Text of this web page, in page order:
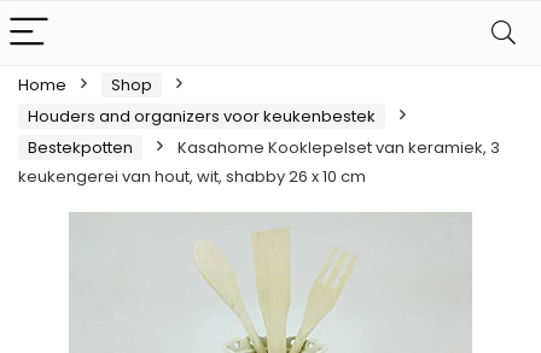
Home
Shop
Houders and organizers voor keukenbestek
Bestekpotten
Kasahome Kooklepelset van keramiek, 3
keukengerei van hout, wit, shabby 26 x 10 cm